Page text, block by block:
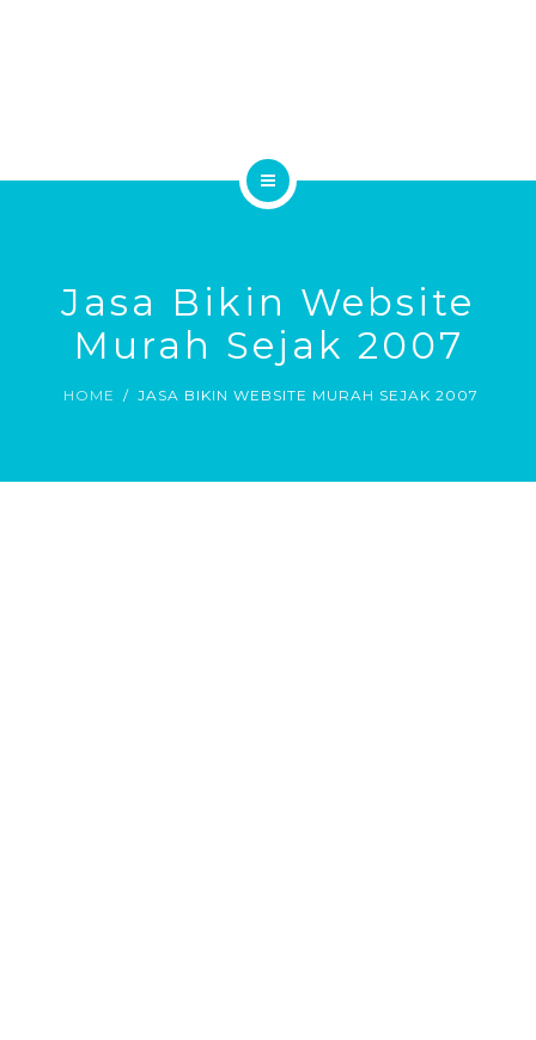
JASA SEO GOOGLE
Jasa Bikin Website
Murah Sejak 2007
HOME JASA BIKIN WEBSITE MURAH SEJAK 2007